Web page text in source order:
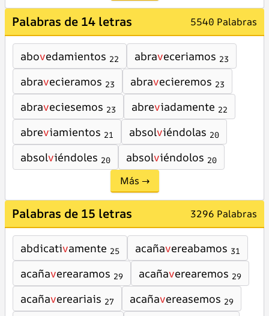
Palabras de 14 letras 5540 Palabras
abovedamientos 22 abraveceriamos 23
abravecieramos 23 abravecieremos 23
abraveciesemos 23 abreviadamente 22
abreviamientos 21 absolviéndolas 20
absolviéndoles 20 absolviéndolos 20
Más →
Palabras de 15 letras 3296 Palabras
abdicativamente 25 acañavereabamos 31
acañaverearamos 29 acañaverearemos 29
acañavereariais 27 acañavereasemos 29